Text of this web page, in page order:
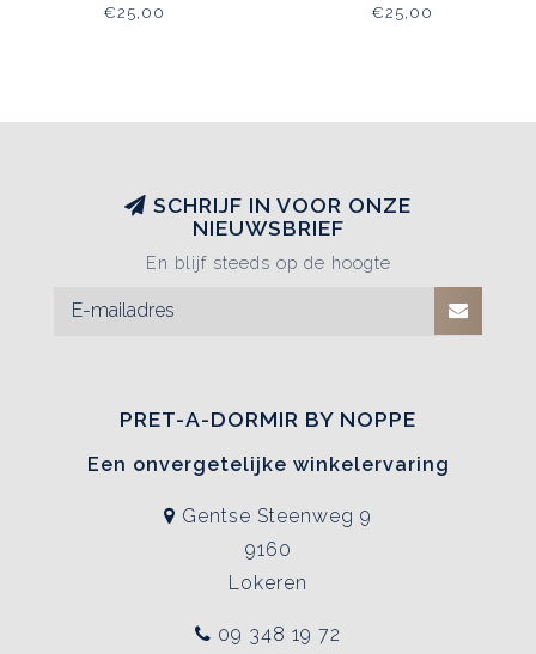
OF AMBER
€25,00
ESSENTIAL OILS
€25,00
SCHRIJF IN VOOR ONZE
NIEUWSBRIEF
En blijf steeds op de hoogte
PRET-A-DORMIR BY NOPPE
Een onvergetelijke winkelervaring
Gentse Steenweg 9
9160
Lokeren
09 348 19 72